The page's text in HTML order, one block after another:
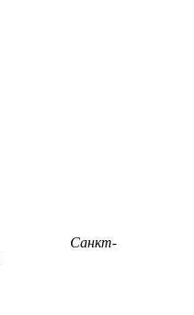
Санкт-